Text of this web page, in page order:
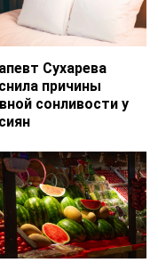
Сухарева
причины
сонливости у